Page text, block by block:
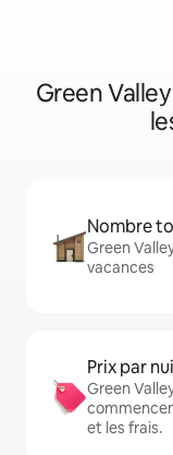
Green
Nombre
Green
vacances
Prix par
Green
et les frais.